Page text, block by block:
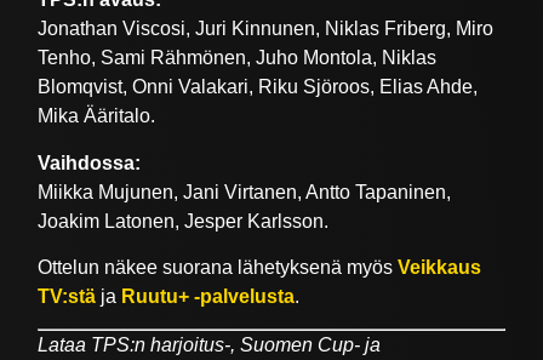
Jonathan Viscosi, Juri Kinnunen, Niklas Friberg, Miro
Tenho, Sami Rähmönen, Juho Montola, Niklas
Blomqvist, Onni Valakari, Riku Sjöroos, Elias Ahde,
Mika Ääritalo.
Vaihdossa:
Miikka Mujunen, Jani Virtanen, Antto Tapaninen,
Joakim Latonen, Jesper Karlsson.
Ottelun näkee suorana lähetyksenä myösVeikkaus
TV:stä ja Ruutu+ -palvelusta.
Lataa TPS:n harjoitus-, Suomen Cup- ja